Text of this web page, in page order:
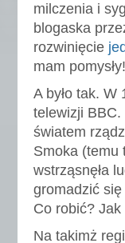
milczenia i
blogaska
rozwinięcie
mam
A było tak. W
telewizji BBC.
światem
Smoka (temu
wstrząsnęła
gromadzić
Co robić?
Na takimż